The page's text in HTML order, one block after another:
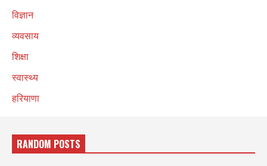
विज्ञान
व्यवसाय
शिक्षा
स्वास्थ्य
हरियाणा
RANDOM POSTS